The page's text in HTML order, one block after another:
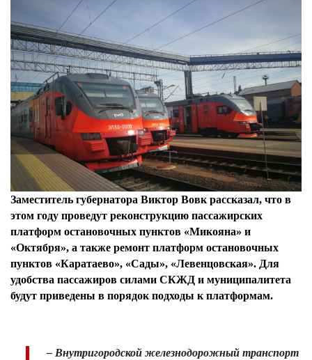
Заместитель губернатора Виктор Вовк рассказал, что в
этом году проведут реконструкцию пассажирских
платформ остановочных пунктов «Микояна» и
«Октября», а также ремонт платформ остановочных
пунктов «Каратаево», «Сады», «Левенцовская». Для
удобства пассажиров силами СКЖД и муниципалитета
будут приведены в порядок подходы к платформам.
– Внутригородской железнодорожный транспорт